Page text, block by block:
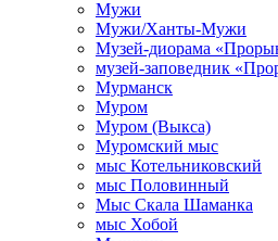
Мужи
Мужи/Ханты-Мужи
Музей-диорама
музей-заповедник
Мурманск
Муром
Муром (Выкса)
Муромский мыс
мыс Котельниковский
мыс Половинный
Мыс Скала Шаманка
мыс Хобой